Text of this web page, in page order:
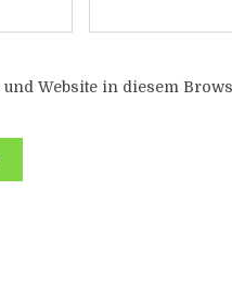
und Website in diesem